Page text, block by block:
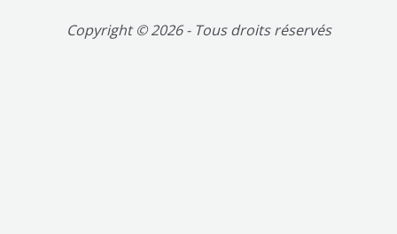
Copyright © 2026 - Tous droits réservés